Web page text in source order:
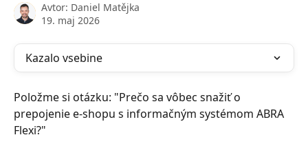
Avtor: Daniel Matějka
19. maj 2026
Kazalo vsebine
Položme si otázku: "Prečo sa vôbec snažiť o
prepojenie e-shopu s informačným systémom ABRA
Flexi?"